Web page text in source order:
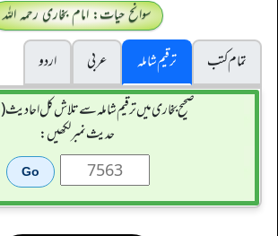
سوانح حیات: امام بخاری رحمہ اللہ
تمام کتب
ترقیم شاملہ عربی
اردو
صحیح بخاری میں ترقیم شاملہ سے تلاش کل احادیث (7563)
حدیث نمبر لکھیں: